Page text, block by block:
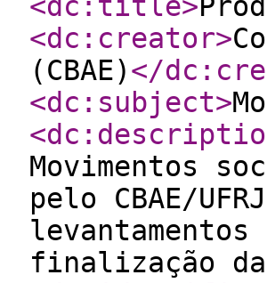
<dc:creator>
(CBAE)</
<dc:subject>
Movimentos
pelo CBAE/
finalização